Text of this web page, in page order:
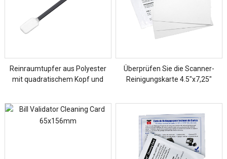
Reinraumtupfer aus Polyester
mit quadratischem Kopf und
Überprüfen Sie die Scanner-
Reinigungskarte 4.5″x7,25″